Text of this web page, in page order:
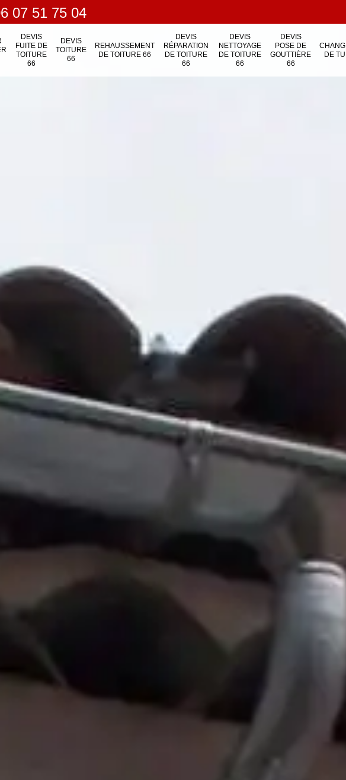
07 51 75 04
DEVIS
FUITE DE
TOITURE
66
DEVIS
TOITURE
66
REHAUSSEMENT
DE TOITURE 66
DEVIS
RÉPARATION
DE TOITURE
66
DEVIS
NETTOYAGE
DE TOITURE
66
DEVIS
POSE DE
GOUTTIÈRE
66
DE